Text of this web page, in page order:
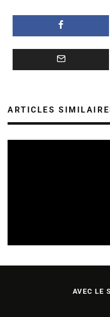
ARTICLES
AVEC LE